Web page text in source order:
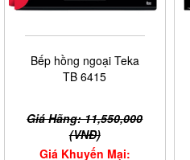
Bếp hồng ngoại Teka
TB 6415
Giá Hãng: 11,550,000
(VNĐ)
Giá Khuyến Mại: